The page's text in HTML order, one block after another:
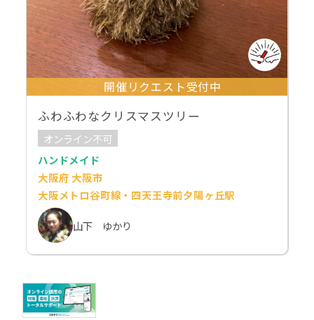
開催リクエスト受付中
ふわふわなクリスマスツリー
オンライン不可
ハンドメイド
大阪府 大阪市
大阪メトロ谷町線・四天王寺前夕陽ヶ丘駅
山下 ゆかり